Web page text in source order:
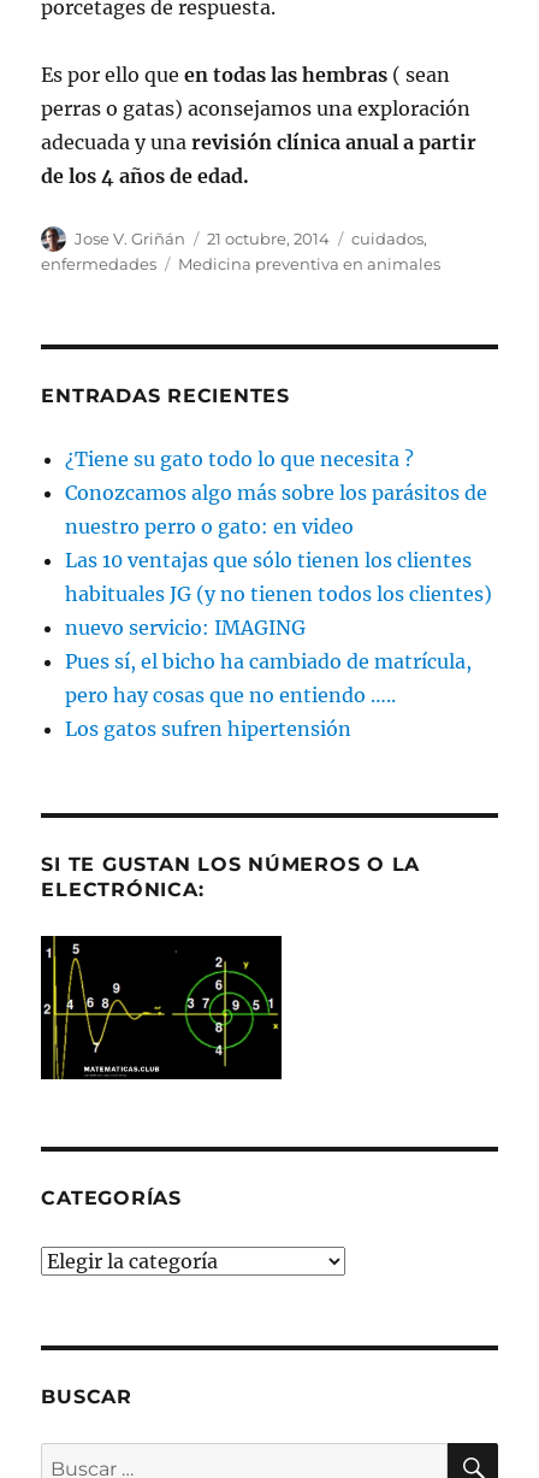
porcetages de respuesta.
Es por ello queen todas las hembras ( sean
perras o gatas) aconsejamos una exploración
adecuada y una revisión clínica anual a partir
de los 4 años de edad.
Autor
Jose V. Griñán
Publicado
el
21 octubre, 2014 Categorías
cuidados,
enfermedades
Etiquetas
Medicina preventiva en animales
ENTRADAS RECIENTES
¿Tiene su gato todo lo que necesita ?
Conozcamos algo más sobre los parásitos de
nuestro perro o gato: en video
Las 10 ventajas que sólo tienen los clientes
habituales JG (y no tienen todos los clientes)
nuevo servicio: IMAGING
Pues sí, el bicho ha cambiado de matrícula,
pero hay cosas que no entiendo …..
Los gatos sufren hipertensión
SI TE GUSTAN LOS NÚMEROS O LA
ELECTRÓNICA:
CATEGORÍAS
Categorías
BUSCAR
Buscar